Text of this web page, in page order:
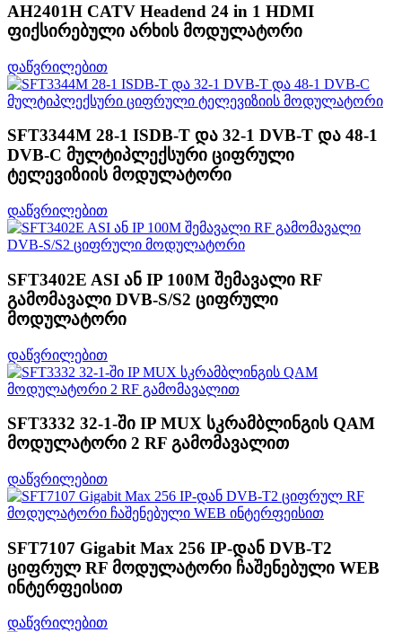
AH2401H CATV Headend 24 in 1 HDMI
ფიქსირებული არხის მოდულატორი
დაწვრილებით
SFT3344M 28-1 ISDB-T და 32-1 DVB-T და 48-1
DVB-C მულტიპლექსური ციფრული
ტელევიზიის მოდულატორი
დაწვრილებით
SFT3402E ASI ან IP 100M შემავალი RF
გამომავალი DVB-S/S2 ციფრული
მოდულატორი
დაწვრილებით
SFT3332 32-1-ში IP MUX სკრამბლინგის QAM
მოდულატორი 2 RF გამომავალით
დაწვრილებით
SFT7107 Gigabit Max 256 IP-დან DVB-T2
ციფრულ RF მოდულატორი ჩაშენებული WEB
ინტერფეისით
დაწვრილებით